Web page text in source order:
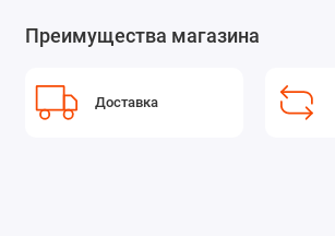
Преимущества магазина
Доставка